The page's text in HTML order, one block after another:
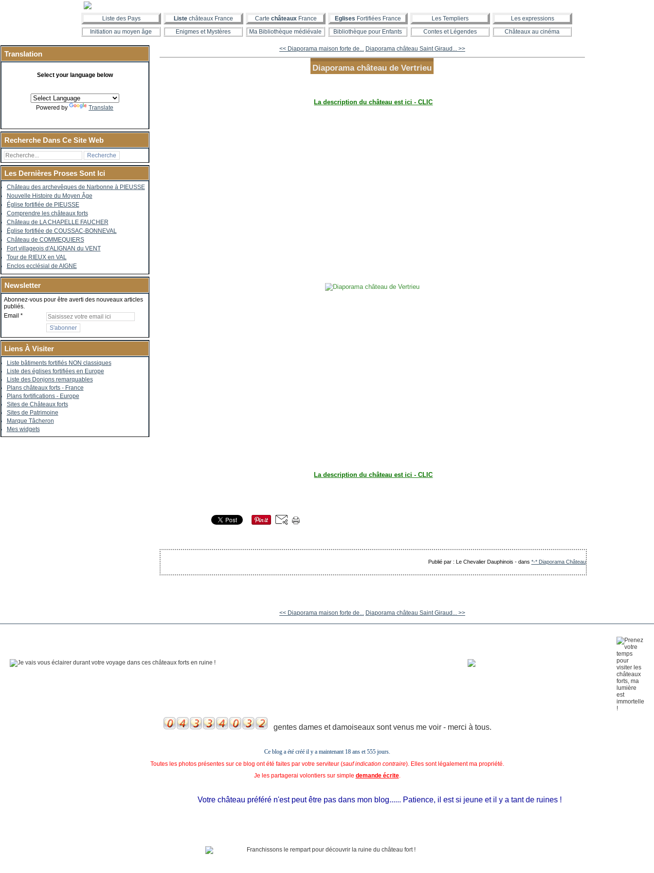
Liste des Pays Liste châteaux France Carte châteauxFrance Eglises Fortifiées France Les Templiers
Les expressions
Initiation au moyen âge
Enigmes et Mystères Ma Bibliothèque médiévale Bibliothèque pour Enfants Contes et Légendes Châteaux au cinéma
Translation
Select your language below
Powered by Translate
Recherche Dans Ce Site Web
Les Dernières Proses Sont Ici
Château des archevêques de Narbonne à PIEUSSE
Nouvelle Histoire du Moyen Âge
Église fortifiée de PIEUSSE
Comprendre les châteaux forts
Château de LA CHAPELLE FAUCHER
Église fortifiée de COUSSAC-BONNEVAL
Château de COMMEQUIERS
Fort villageois d'ALIGNAN du VENT
Tour de RIEUX en VAL
Enclos ecclésial de AIGNE
Newsletter
Abonnez-vous pour être averti des nouveaux articles
publiés.
Email
Liens À Visiter
Liste bâtiments fortifiés NON classiques
Liste des églises fortifiées en Europe
Liste des Donjons remarquables
Plans châteaux forts - France
Plans fortifications - Europe
Sites de Châteaux forts
Sites de Patrimoine
Marque Tâcheron
Mes widgets
<< Diaporama maison forte de... Diaporama château Saint Giraud... >>
Diaporama château de Vertrieu
La description du château est ici - CLIC
La description du château est ici - CLIC
Publié par : Le Chevalier Dauphinois -dans *-* Diaporama Château
<< Diaporama maison forte de... Diaporama château Saint Giraud... >>
gentes dames et damoiseaux sont venus me voir - merci à tous.
Ce blog a été créé il y a maintenant 18 ans et555 jours.
Toutes les photos présentes sur ce blog ont été faites par votre serviteur (sauf indication contraire). Elles sont légalement ma propriété.
Je les partagerai volontiers sur simple demande écrite.
Votre château préféré n'est peut être pas dans mon blog...... Patience, il est si jeune et il y a tant de ruines !